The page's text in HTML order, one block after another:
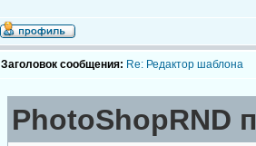
Заголовок сообщения: Re: Редактор шаблона
PhotoShopRND